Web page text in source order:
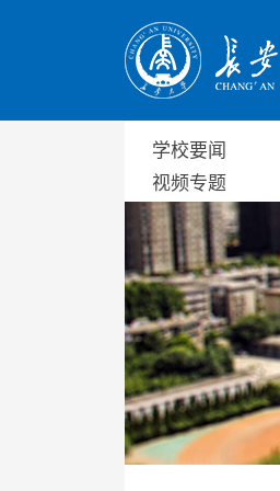
学校要闻
视频专题